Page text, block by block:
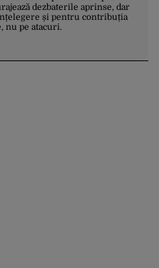
dezbaterile aprinse, dar
și pentru contribuția
nu pe atacuri.